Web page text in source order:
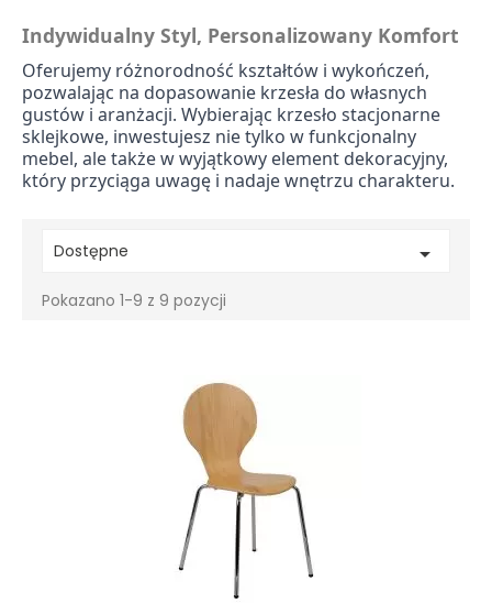
Indywidualny Styl, Personalizowany Komfort
Oferujemy różnorodność kształtów i wykończeń,
pozwalając na dopasowanie krzesła do własnych
gustów i aranżacji. Wybierając krzesło stacjonarne
sklejkowe, inwestujesz nie tylko w funkcjonalny
mebel, ale także w wyjątkowy element dekoracyjny,
który przyciąga uwagę i nadaje wnętrzu charakteru.
Dostępne 
Pokazano 1-9 z 9 pozycji